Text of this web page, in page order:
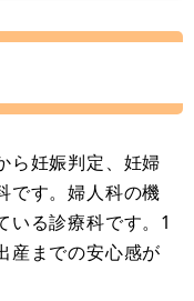
ら妊娠判定、妊婦
です。婦人科の機
いる診療科です。1
産までの安心感が